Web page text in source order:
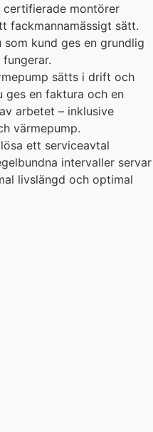
certifierade montörer
fackmannamässigt sätt.
kund ges en grundlig
sätts i drift och
ges en faktura och en
arbetet – inklusive
värmepump.
ett serviceavtal
intervaller servar
livslängd och optimal